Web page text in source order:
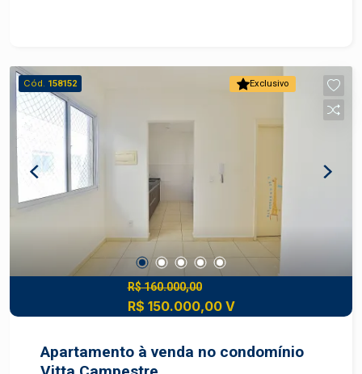
Exclusivo
Cód. 158152
R$ 160.000,00
R$ 150.000,00 V
Apartamento à venda no condomínio